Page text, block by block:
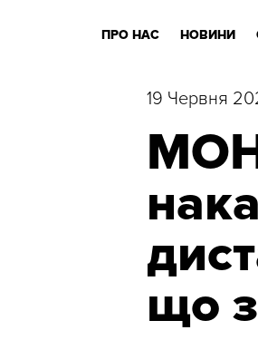
ПРО НАС НОВИНИ
19 Червня
МОН
що